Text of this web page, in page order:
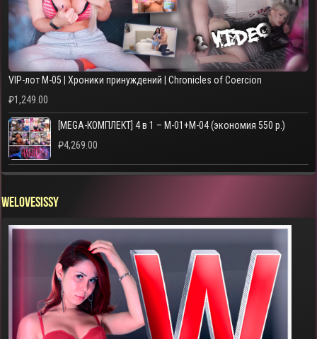
VIP-лот M-05 | Хроники принуждений | Chronicles of Coercion
₽1,249.00
[MEGA-КОМПЛЕКТ] 4 в 1 – M-01+M-04 (экономия 550 р.)
₽4,269.00
WELOVESISSY